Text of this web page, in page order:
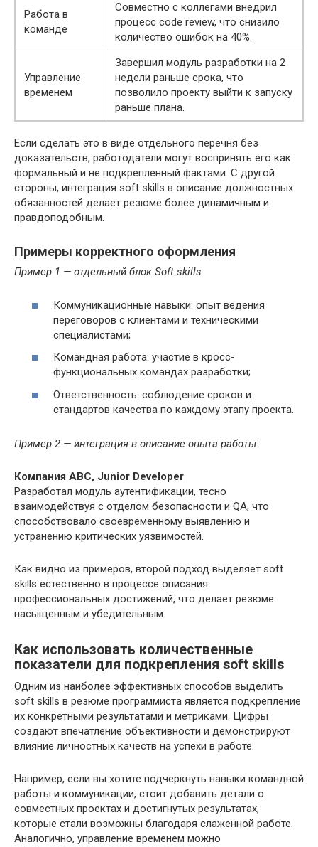
Работа в
команде
Совместно с коллегами внедрил
процесс code review, что снизило
количество ошибок на 40%.
Управление
временем
Завершил модуль разработки на 2
недели раньше срока, что
позволило проекту выйти к запуску
раньше плана.
Если сделать это в виде отдельного перечня без
доказательств, работодатели могут воспринять его как
формальный и не подкрепленный фактами. С другой
стороны, интеграция soft skills в описание должностных
обязанностей делает резюме более динамичным и
правдоподобным.
Примеры корректного оформления
Пример 1 — отдельный блок Soft skills:
Коммуникационные навыки: опыт ведения
переговоров с клиентами и техническими
специалистами;
Командная работа: участие в кросс-
функциональных командах разработки;
Ответственность: соблюдение сроков и
стандартов качества по каждому этапу проекта.
Пример 2 — интеграция в описание опыта работы:
Компания ABC, Junior Developer
Разработал модуль аутентификации, тесно
взаимодействуя с отделом безопасности и QA, что
способствовало своевременному выявлению и
устранению критических уязвимостей.
Как видно из примеров, второй подход выделяет soft
skills естественно в процессе описания
профессиональных достижений, что делает резюме
насыщенным и убедительным.
Как использовать количественные
показатели для подкрепления soft skills
Одним из наиболее эффективных способов выделить
soft skills в резюме программиста является подкрепление
их конкретными результатами и метриками. Цифры
создают впечатление объективности и демонстрируют
влияние личностных качеств на успехи в работе.
Например, если вы хотите подчеркнуть навыки командной
работы и коммуникации, стоит добавить детали о
совместных проектах и достигнутых результатах,
которые стали возможны благодаря слаженной работе.
Аналогично, управление временем можно